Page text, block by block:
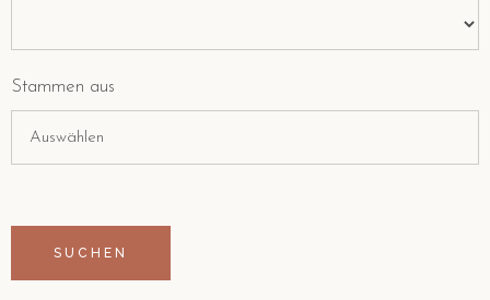
Stammen aus